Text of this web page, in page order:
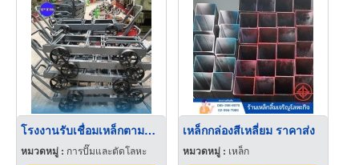
โรงงานรับเชื่อมเหล็กตามแบบ
หมวดหมู่ : การปั๊มและตัดโลหะ
เหล็กกล่องสีเหลี่ยม ราคาส่ง
หมวดหมู่ : เหล็ก